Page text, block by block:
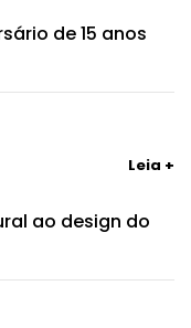
de 15 anos
Leia +
ao design do